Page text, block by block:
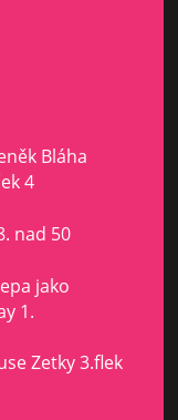
Bláha
4
nad 50
jako
1.
Zetky 3.flek